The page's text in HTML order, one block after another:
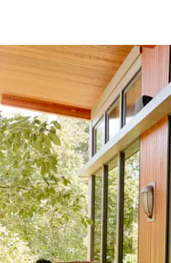
pijltjestoetsen omhoog en